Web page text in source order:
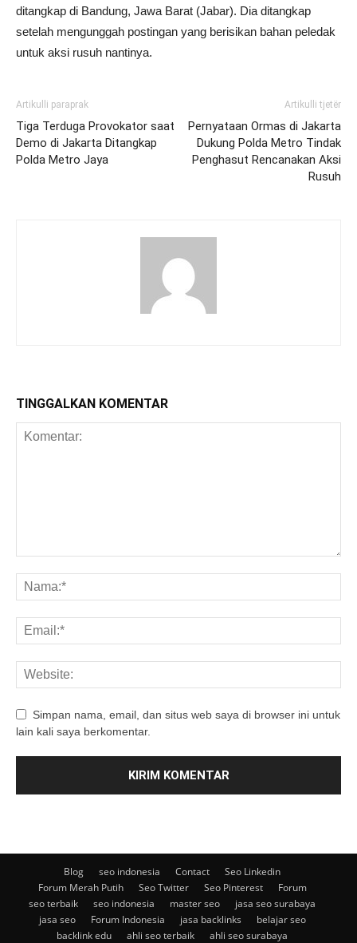
ditangkap di Bandung, Jawa Barat (Jabar). Dia ditangkap
setelah mengunggah postingan yang berisikan bahan peledak
untuk aksi rusuh nantinya.
Artikulli paraprak
Tiga Terduga Provokator saat
Demo di Jakarta Ditangkap
Polda Metro Jaya
Artikulli tjetër
Pernyataan Ormas di Jakarta
Dukung Polda Metro Tindak
Penghasut Rencanakan Aksi
Rusuh
TINGGALKAN KOMENTAR
Simpan nama, email, dan situs web saya di browser ini untuk
lain kali saya berkomentar.
Blog seo indonesia Contact
Seo Linkedin
Forum Merah Putih
Seo Twitter Seo Pinterest
Forum
seo terbaik
seo indonesia master seo
jasa seo surabaya
jasa seo
Forum Indonesia jasa backlinks
belajar seo
backlink edu
ahli seo terbaik
ahli seo surabaya